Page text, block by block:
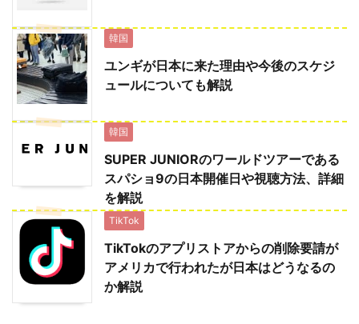
韓国
ユンギが日本に来た理由や今後のスケジ
ュールについても解説
韓国
SUPER JUNIORのワールドツアーである
スパショ9の日本開催日や視聴方法、詳細
を解説
TikTok
TikTokのアプリストアからの削除要請が
アメリカで行われたが日本はどうなるの
か解説